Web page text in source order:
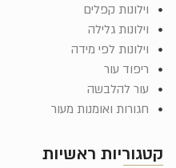
קטגוריות ראשיות
וילונות קפלים
וילונות גלילה
וילונות לפי מידה
ריפוד עור
עור להלבשה
חגורות ואומנות מעור